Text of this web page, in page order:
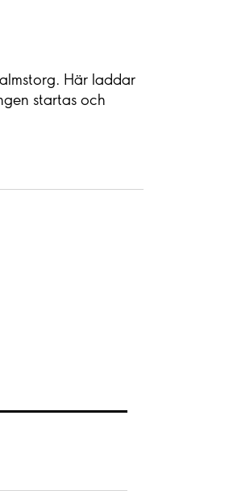
Här laddar
startas och